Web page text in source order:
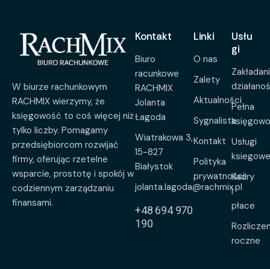
W biurze rachunkowym
RACHMIX wierzymy, że
księgowość to coś więcej niż
tylko liczby. Pomagamy
przedsiębiorcom rozwijać
firmy, oferując rzetelne
wsparcie, prostotę i spokój w
codziennym zarządzaniu
finansami.
Kontakt
Biuro
racunkowe
RACHMIX
Jolanta
Łagoda
Wiatrakowa 3,
15-827
Białystok
jolanta.lagoda@rachmix.pl
+48 694 970
190
Linki
O nas
Zalety
Aktualności
Sygnalista
Kontakt
Polityka
prywatności
Usłu
gi
Pełna
Usługi
Kadry
i
płace
roczne